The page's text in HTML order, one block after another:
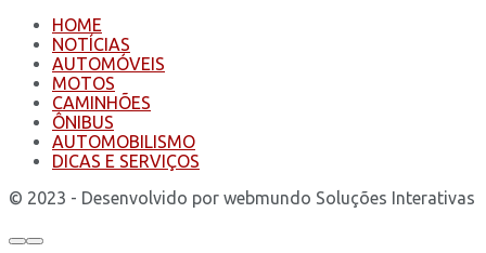
HOME
NOTÍCIAS
AUTOMÓVEIS
MOTOS
CAMINHÕES
ÔNIBUS
AUTOMOBILISMO
DICAS E SERVIÇOS
© 2023 - Desenvolvido por webmundo Soluções Interativas